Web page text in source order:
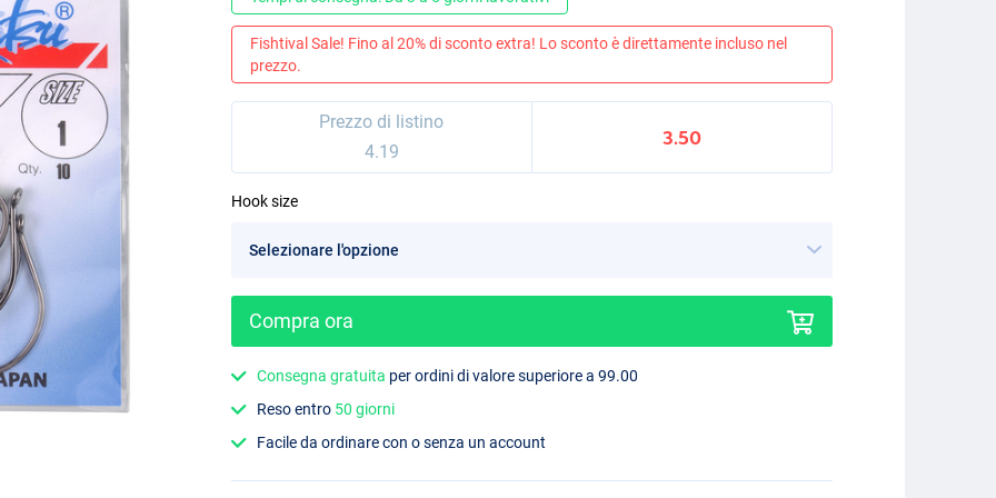
Fishtival Sale! Fino al 20% di sconto extra! Lo sconto è direttamente incluso nel
prezzo.
Prezzo di listino
4.19
3.50
Hook size
Compra ora
Consegna gratuita per ordini di valore superiore a 99.00
Reso entro 50 giorni
Facile da ordinare con o senza un account